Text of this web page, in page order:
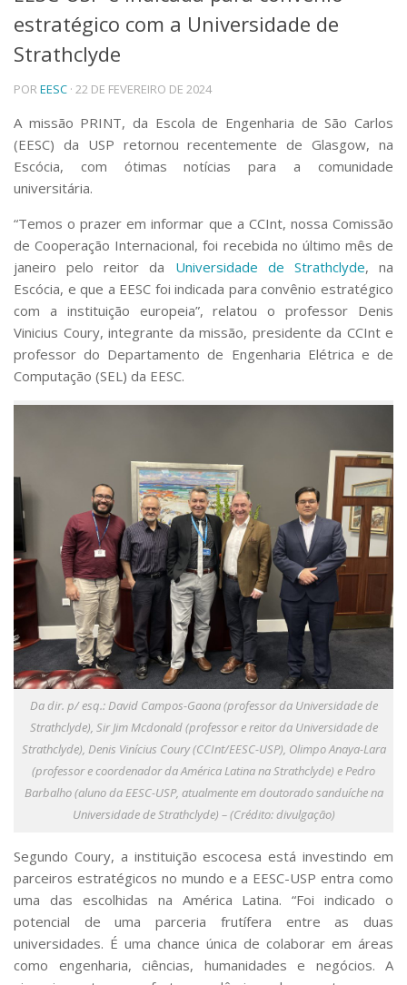
Telefones e Mapas
Pessoas
Ensino
Graduação
Educação a distância
Cursos de Extensão
Pesquisa e Inovação
Centros, Núcleos e Projetos em Rede
Pós-doutorado
Iniciação Científica
Transferência de Tecnologia
Empresas Juniores
Extensão à Comunidade
Projetos, Programas e Cursos
Artes, Cultura e Esportes
Museus e Espaços Interativos
Apoio ao Estudante
Segurança, Trânsito e Prevenção
RH, Administrativo e Financeiro
Outros serviços
Comunicação
Assessorias e Mídias
Aplicativos e Sites
Jornal da USP
Agenda de Eventos
Defesa de Teses
estratégico com a Universidade de
Strathclyde
POREESC · 22 DE FEVEREIRO DE 2024
A missão PRINT, da Escola de Engenharia de São Carlos
(EESC) da USP retornou recentemente de Glasgow, na
Escócia, com ótimas notícias para a comunidade
universitária.
“Temos o prazer em informar que a CCInt, nossa Comissão
de Cooperação Internacional, foi recebida no último mês de
janeiro pelo reitor da Universidade de Strathclyde, na
Escócia, e que a EESC foi indicada para convênio estratégico
com a instituição europeia”, relatou o professor Denis
Vinicius Coury, integrante da missão, presidente da CCInt e
professor do Departamento de Engenharia Elétrica e de
Computação (SEL) da EESC.
Da dir. p/ esq.: David Campos-Gaona (professor da Universidade de
Strathclyde), Sir Jim Mcdonald (professor e reitor da Universidade de
Strathclyde), Denis Vinícius Coury (CCInt/EESC-USP), Olimpo Anaya-Lara
(professor e coordenador da América Latina na Strathclyde) e Pedro
Barbalho (aluno da EESC-USP, atualmente em doutorado sanduíche na
Universidade de Strathclyde) – (Crédito: divulgação)
Segundo Coury, a instituição escocesa está investindo em
parceiros estratégicos no mundo e a EESC-USP entra como
uma das escolhidas na América Latina. “Foi indicado o
potencial de uma parceria frutífera entre as duas
universidades. É uma chance única de colaborar em áreas
como engenharia, ciências, humanidades e negócios. A